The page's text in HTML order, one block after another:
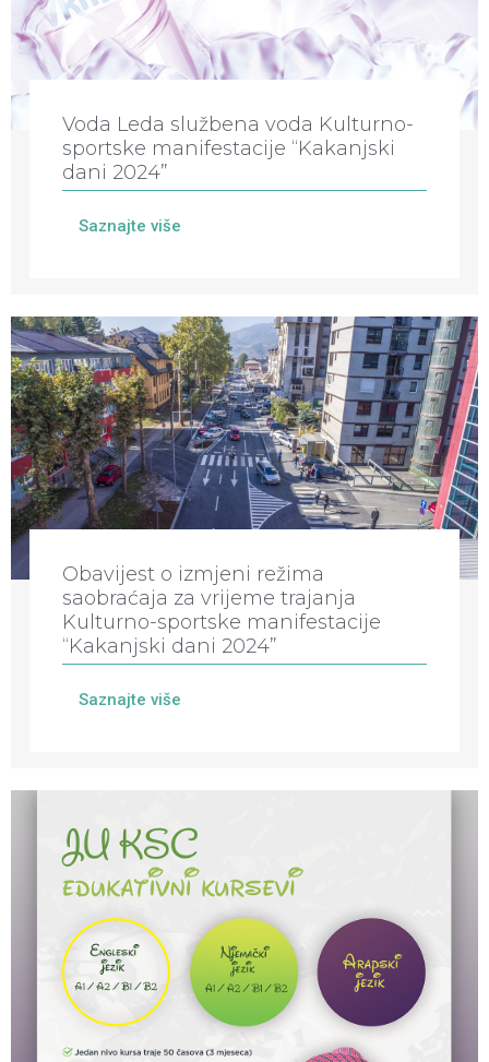
Voda Leda službena voda Kulturno-
sportske manifestacije “Kakanjski
dani 2024”
Saznajte više
Obavijest o izmjeni režima
saobraćaja za vrijeme trajanja
Kulturno-sportske manifestacije
“Kakanjski dani 2024”
Saznajte više